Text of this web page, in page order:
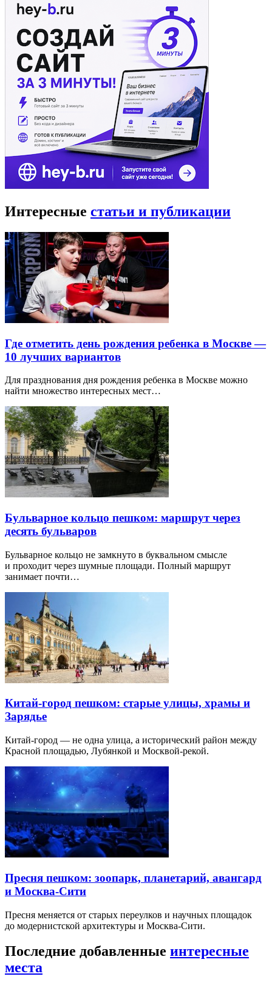
Интересные статьи и публикации
Где отметить день рождения ребенка в Москве —
10 лучших вариантов
Для празднования дня рождения ребенка в Москве можно
найти множество интересных мест…
Бульварное кольцо пешком: маршрут через
десять бульваров
Бульварное кольцо не замкнуто в буквальном смысле
и проходит через шумные площади. Полный маршрут
занимает почти…
Китай-город пешком: старые улицы, храмы и
Зарядье
Китай-город — не одна улица, а исторический район между
Красной площадью, Лубянкой и Москвой-рекой.
Пресня пешком: зоопарк, планетарий, авангард
и Москва-Сити
Пресня меняется от старых переулков и научных площадок
до модернистской архитектуры и Москва-Сити.
Последние добавленные интересные
места